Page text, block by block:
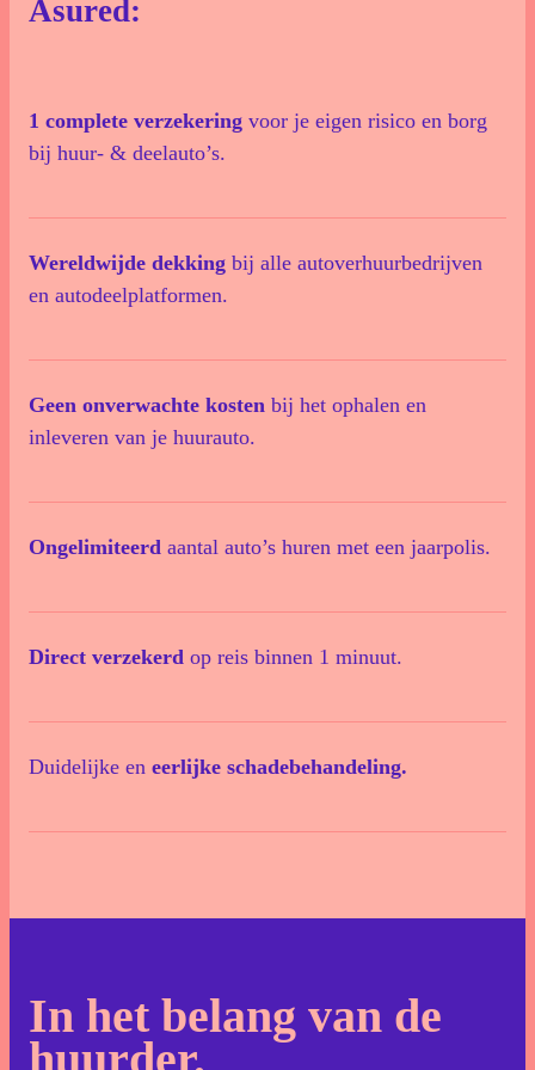
Asured:
1 complete verzekering voor je eigen risico en borg
bij huur- & deelauto’s.
Wereldwijde dekking bij alle autoverhuurbedrijven
en autodeelplatformen.
Geen onverwachte kosten bij het ophalen en
inleveren van je huurauto.
Ongelimiteerd aantal auto’s huren met een jaarpolis.
Direct verzekerd op reis binnen 1 minuut.
Duidelijke en eerlijke schadebehandeling.
In het belang van de
huurder.